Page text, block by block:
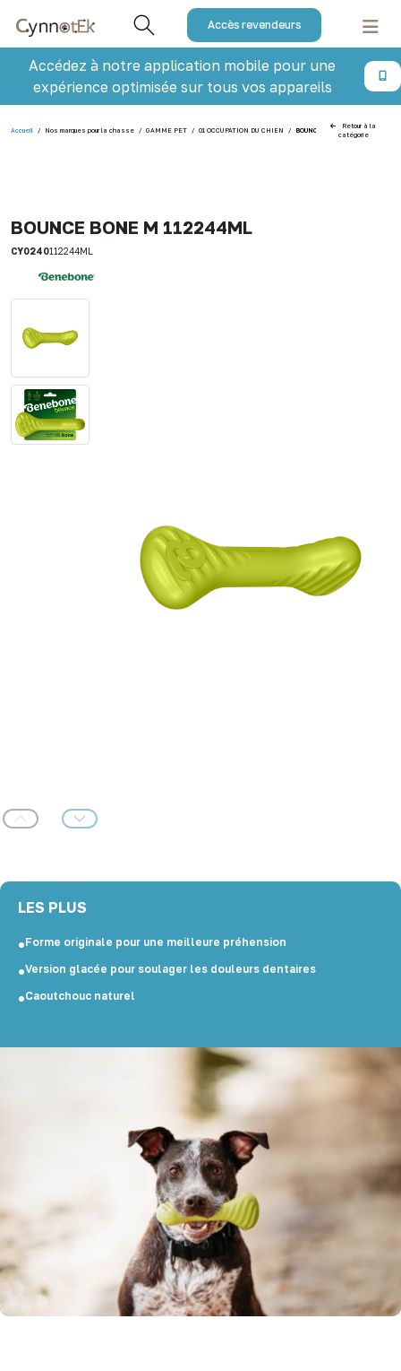
Accès revendeurs
Accédez à notre application mobile pour une
expérience optimisée sur tous vos appareils
Accueil / Nos marques pour la chasse / GAMME PET / 01 OCCUPATION DU CHIEN / BOUNCE BONE M 112244ML
Retour à la
catégorie
BOUNCE BONE M 112244ML
CY0240112244ML
Précédent Suivant
LES PLUS
Forme originale pour une meilleure préhension
Version glacée pour soulager les douleurs dentaires
Caoutchouc naturel